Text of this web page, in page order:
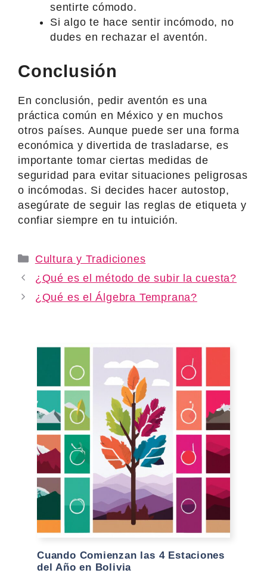
sentirte cómodo.
Si algo te hace sentir incómodo, no
dudes en rechazar el aventón.
Conclusión
En conclusión, pedir aventón es una
práctica común en México y en muchos
otros países. Aunque puede ser una forma
económica y divertida de trasladarse, es
importante tomar ciertas medidas de
seguridad para evitar situaciones peligrosas
o incómodas. Si decides hacer autostop,
asegúrate de seguir las reglas de etiqueta y
confiar siempre en tu intuición.
Categories
Cultura y Tradiciones
¿Qué es el método de subir la cuesta?
¿Qué es el Álgebra Temprana?
Cuando Comienzan las 4 Estaciones
del Año en Bolivia